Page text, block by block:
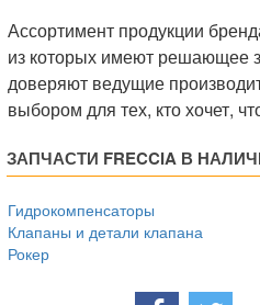
Ассортимент продукции
из которых имеют решающее
доверяют ведущие
выбором для тех, кто хочет,
ЗАПЧАСТИ FRECCIA В
Гидрокомпенсаторы
Клапаны и детали клапана
Рокер